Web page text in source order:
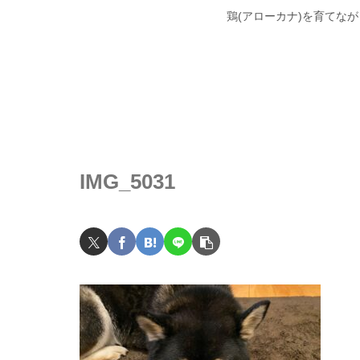
鶏(アローカナ)を育てな
IMG_5031